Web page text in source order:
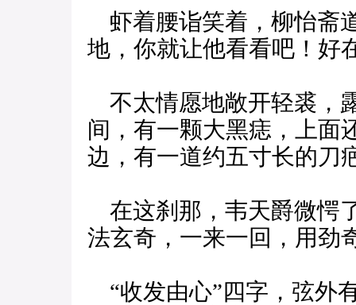
虾着腰诣笑着，柳怡斋
地，你就让他看看吧！好
不太情愿地敞开轻裘，
间，有一颗大黑痣，上面
边，有一道约五寸长的刀
在这刹那，韦天爵微愕
法玄奇，一来一回，用
“收发由心”四字，弦外